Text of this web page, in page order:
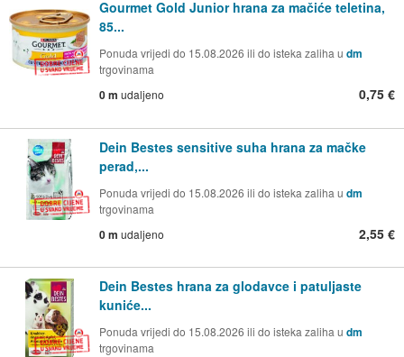
Gourmet Gold Junior hrana za mačiće teletina,
85...
Ponuda vrijedi do 15.08.2026 ili do isteka zaliha u dm
trgovinama
0 m udaljeno 0,75 €
Dein Bestes sensitive suha hrana za mačke
perad,...
Ponuda vrijedi do 15.08.2026 ili do isteka zaliha u dm
trgovinama
0 m udaljeno 2,55 €
Dein Bestes hrana za glodavce i patuljaste
kuniće...
Ponuda vrijedi do 15.08.2026 ili do isteka zaliha u dm
trgovinama